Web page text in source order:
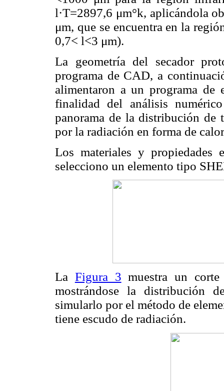
l·T=2897,6 μm°k, aplicándola
μm, que se encuentra en la
0,7< l<3 μm).
La geometría del secador
programa de CAD, a
alimentaron a un programa de
finalidad del análisis
panorama de la distribución de
por la radiación en forma de
Los materiales y
selecciono un elemento tipo
La Figura 3 muestra un
mostrándose la distribución
simularlo por el método de
tiene escudo de radiación.